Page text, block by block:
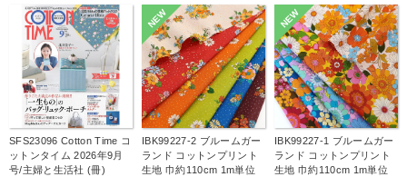
SFS23096 Cotton Time コ
ットンタイム 2026年9月
号/主婦と生活社 (冊)
NEW
IBK99227-2 ブルームガー
ランド コットンプリント
生地 巾約110cm 1m単位
NEW
IBK99227-1 ブルームガー
ランド コットンプリント
生地 巾約110cm 1m単位